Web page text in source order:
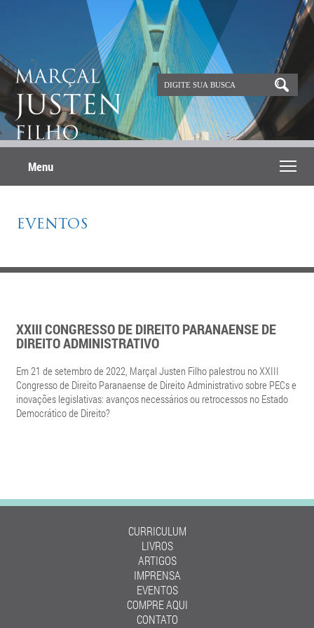
Menu
EVENTOS
XXIII CONGRESSO DE DIREITO PARANAENSE DE
DIREITO ADMINISTRATIVO
Em 21 de setembro de 2022, Marçal Justen Filho palestrou no XXIII
Congresso de Direito Paranaense de Direito Administrativo sobre PECs e
inovações legislativas: avanços necessários ou retrocessos no Estado
Democrático de Direito?
CURRICULUM
LIVROS
ARTIGOS
IMPRENSA
EVENTOS
COMPRE AQUI
CONTATO